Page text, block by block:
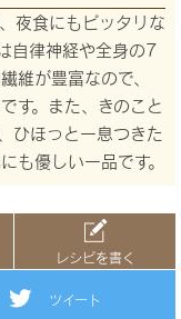
夜食にもピッタリな
自律神経や全身の7
維が豊富なので、
す。また、きのこと
ひほっと一息つきた
も優しい一品です。
レシピを書く
ツイート